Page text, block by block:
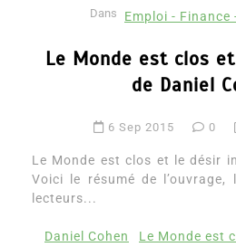
Dans Emploi - Finance
Le Monde est clos
de Daniel
6 Sep 2015 0
Le Monde est clos et le désir
Voici le résumé de
lecteurs...
Daniel Cohen
Le Monde est